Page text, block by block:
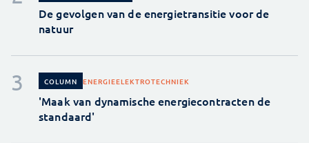
De gevolgen van de energietransitie voor de
natuur
COLUMN ENERGIEELEKTROTECHNIEK
'Maak van dynamische energiecontracten de
standaard'